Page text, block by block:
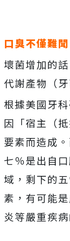
口臭不僅難
壞菌增加的
代謝產物（
根據美國牙
因「宿主（
要素而造成
七％是出自
域，剩下的
素，有可能
炎等嚴重疾病